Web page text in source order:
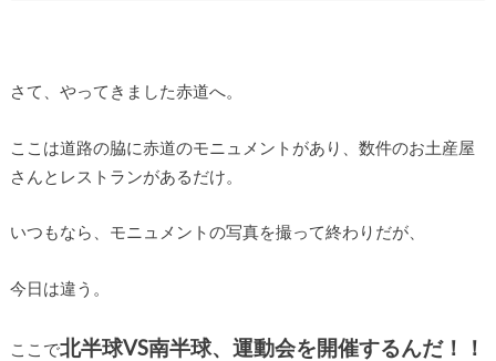
さて、やってきました赤道へ。
ここは道路の脇に赤道のモニュメントがあり、数件のお土産屋
さんとレストランがあるだけ。
いつもなら、モニュメントの写真を撮って終わりだが、
今日は違う。
ここで北半球VS南半球、運動会を開催するんだ！！